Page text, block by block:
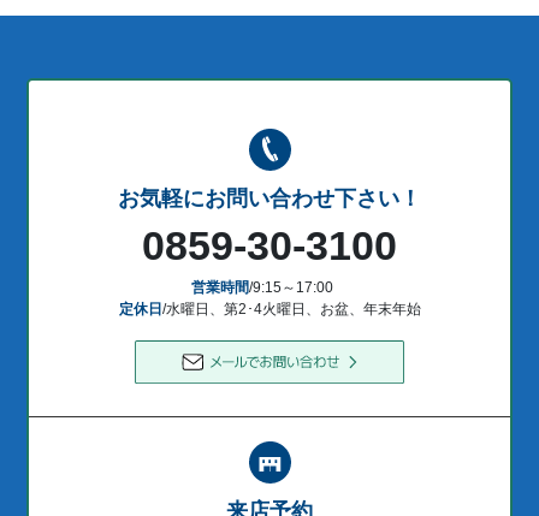
お気軽にお問い合わせ下さい！
0859-30-3100
営業時間/9:15～17:00
定休日 /水曜日、第2･4火曜日、お盆、年末年始
来店予約